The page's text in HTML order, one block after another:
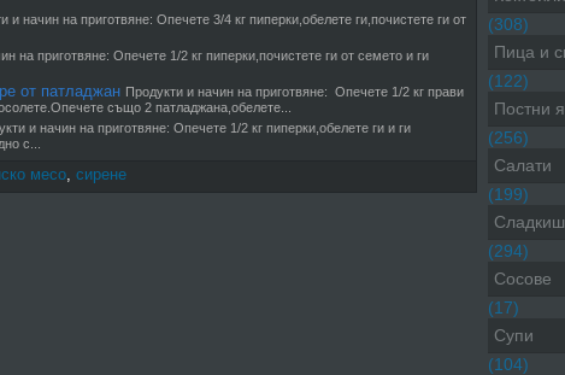
и начин на приготвяне: Опечете 3/4 кг пиперки,обелете ги,почистете ги от
на приготвяне: Опечете 1/2 кг пиперки,почистете ги от семето и ги
от патладжан Продукти и начин на приготвяне: Опечете 1/2 кг прави
също 2 патладжана,обелете...
и начин на приготвяне: Опечете 1/2 кг пиперки,обелете ги и ги
с...
месо, сирене
(308)
Пица и
(122)
Постни
(256)
Салати
(199)
(294)
Сосове
(17)
Супи
(104)